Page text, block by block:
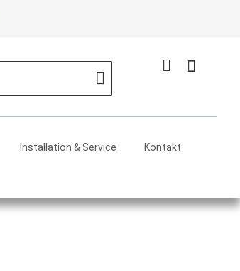
Mein
Installation & Service Kontakt